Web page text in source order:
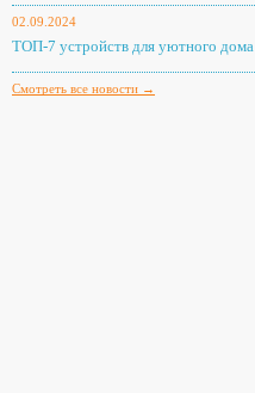
02.09.2024
ТОП-7 устройств для уютного дома
Смотреть все новости →